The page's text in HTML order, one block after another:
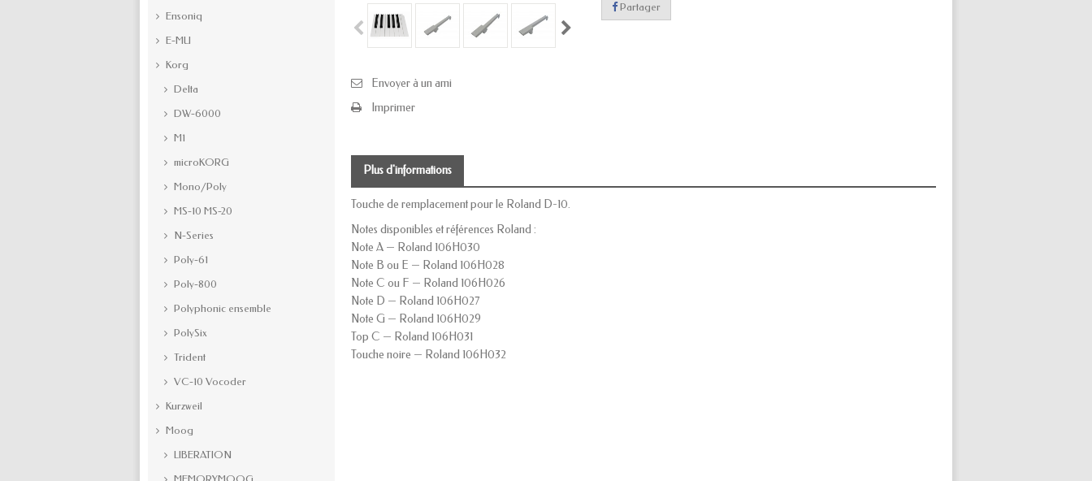
Ensoniq
E-MU
Korg
Delta
DW-6000
M1
microKORG
Mono/Poly
MS-10 MS-20
N-Series
Poly-61
Poly-800
Polyphonic ensemble
PolySix
Trident
VC-10 Vocoder
Kurzweil
Moog
LIBERATION
Envoyer à un ami
Imprimer
Partager
Plus d'informations
Touche de remplacement pour le Roland D-10.
Notes disponibles et références Roland :
Note A — Roland 106H030
Note B ou E — Roland 106H028
Note C ou F — Roland 106H026
Note D — Roland 106H027
Note G — Roland 106H029
Top C — Roland 106H031
Touche noire — Roland 106H032